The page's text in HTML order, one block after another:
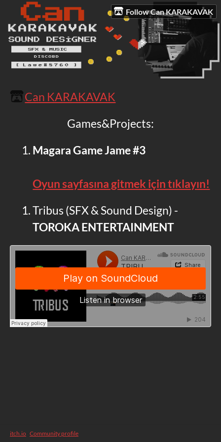
Follow Can KARAKAVAK
Can KARAKAVAK
Games&Projects:
Magara Game Jame #3
Oyun sayfasına gitmek için tıklayın!
Tribus (SFX & Sound Design) -
TOROKA ENTERTAINMENT
itch.io Community profile